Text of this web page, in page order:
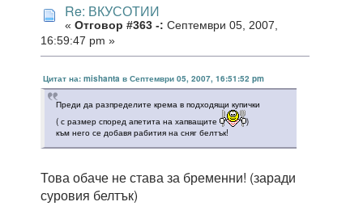
Re: ВКУСОТИИ
« Отговор #363 -: Септември 05, 2007,
16:59:47 pm »
Цитат на: mishanta в Септември 05, 2007, 16:51:52 pm
Преди да разпределите крема в подходящи купички
( с размер според апетита на хапващите
)
към него се добавя рабития на сняг белтък!
Това обаче не става за бременни! (заради
суровия белтък)